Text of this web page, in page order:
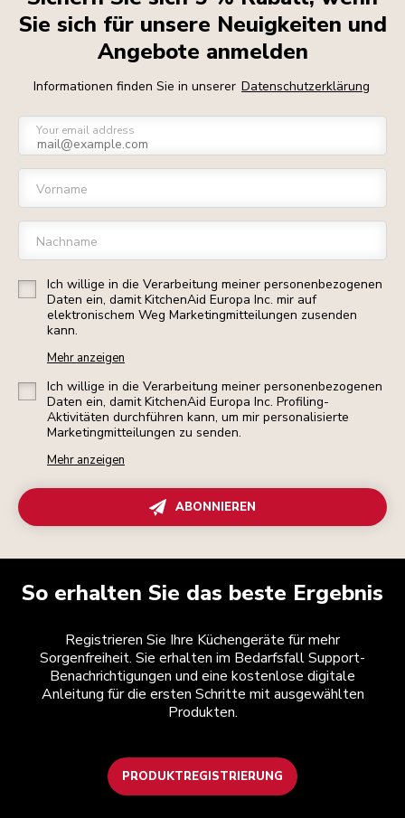
Sie sich für unsere Neuigkeiten und
Angebote anmelden
Informationen finden Sie in unserer Datenschutzerklärung
Your email address
Vorname
Nachname
Ich willige in die Verarbeitung meiner personenbezogenen
Daten ein, damit KitchenAid Europa Inc. mir auf
elektronischem Weg Marketingmitteilungen zusenden
kann.
Mehr anzeigen
Ich willige in die Verarbeitung meiner personenbezogenen
Daten ein, damit KitchenAid Europa Inc. Profiling-
Aktivitäten durchführen kann, um mir personalisierte
Marketingmitteilungen zu senden.
Mehr anzeigen
ABONNIEREN
So erhalten Sie das beste Ergebnis
Registrieren Sie Ihre Küchengeräte für mehr
Sorgenfreiheit. Sie erhalten im Bedarfsfall Support-
Benachrichtigungen und eine kostenlose digitale
Anleitung für die ersten Schritte mit ausgewählten
Produkten.
PRODUKTREGISTRIERUNG